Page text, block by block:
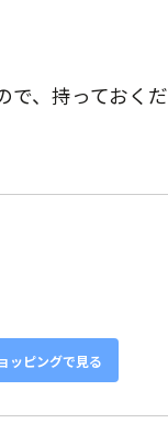
で、持っておくだ
ッピングで見る